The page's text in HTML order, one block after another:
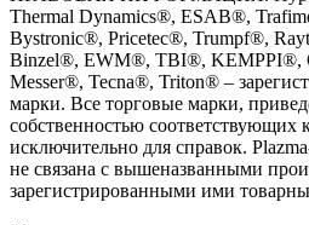
Thermal Dynamics®, ESAB®,
Bystronic®, Pricetec®, Trumpf®,
Binzel®, EWM®, TBI®, KEMPPI®,
Messer®, Tecna®, Triton® –
марки. Все торговые марки,
собственностью
исключительно для справок.
не связана с вышеназванными
зарегистрированными ими